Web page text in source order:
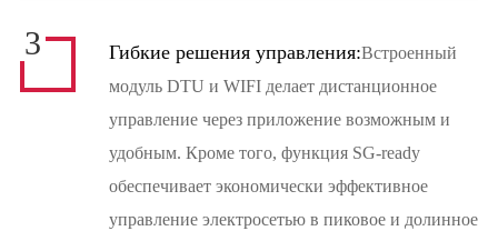
3 Гибкие решения управления:Встроенный
модуль DTU и WIFI делает дистанционное
управление через приложение возможным и
удобным. Кроме того, функция SG-ready
обеспечивает экономически эффективное
управление электросетью в пиковое и долинное